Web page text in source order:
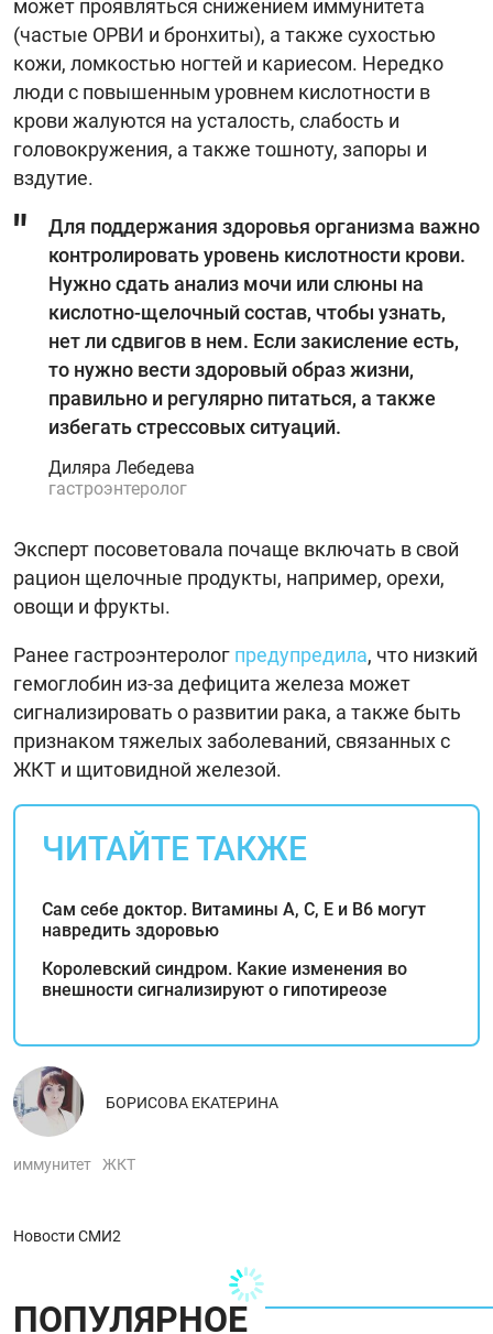
может проявляться снижением иммунитета
(частые ОРВИ и бронхиты), а также сухостью
кожи, ломкостью ногтей и кариесом. Нередко
люди с повышенным уровнем кислотности в
крови жалуются на усталость, слабость и
головокружения, а также тошноту, запоры и
вздутие.
Для поддержания здоровья организма важно
контролировать уровень кислотности крови.
Нужно сдать анализ мочи или слюны на
кислотно-щелочный состав, чтобы узнать,
нет ли сдвигов в нем. Если закисление есть,
то нужно вести здоровый образ жизни,
правильно и регулярно питаться, а также
избегать стрессовых ситуаций.
Диляра Лебедева
гастроэнтеролог
Эксперт посоветовала почаще включать в свой
рацион щелочные продукты, например, орехи,
овощи и фрукты.
Ранее гастроэнтеролог предупредила, что низкий
гемоглобин из-за дефицита железа может
сигнализировать о развитии рака, а также быть
признаком тяжелых заболеваний, связанных с
ЖКТ и щитовидной железой.
ЧИТАЙТЕ ТАКЖЕ
Сам себе доктор. Витамины А, С, Е и В6 могут
навредить здоровью
Королевский синдром. Какие изменения во
внешности сигнализируют о гипотиреозе
БОРИСОВА ЕКАТЕРИНА
иммунитет ЖКТ
Новости СМИ2
ПОПУЛЯРНОЕ